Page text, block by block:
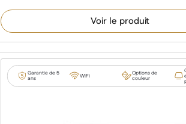
Voir le produit
Garantie de 5
ans WiFi Options de
couleur